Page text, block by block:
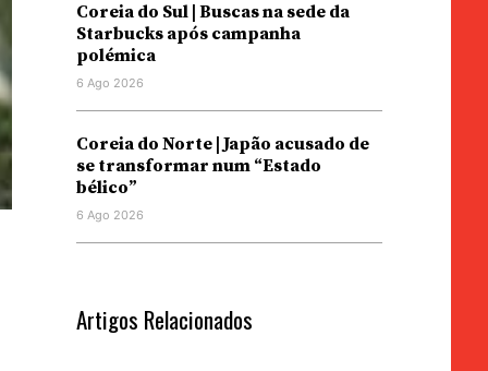
Coreia do Sul | Buscas na sede da
Starbucks após campanha
polémica
6 Ago 2026
Coreia do Norte | Japão acusado de
se transformar num “Estado
bélico”
6 Ago 2026
Artigos Relacionados